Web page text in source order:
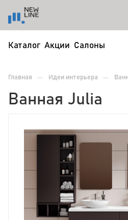
Каталог Акции Салоны
Главная — Идеи интерьера —
Ванная Julia